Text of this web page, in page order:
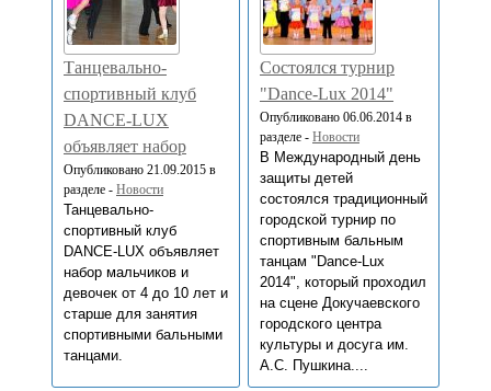
Танцевально-
спортивный клуб
DANCE-LUX
объявляет набор
Опубликовано 21.09.2015 в
разделе - Новости
Танцевально-
спортивный клуб
DANCE-LUX объявляет
набор мальчиков и
девочек от 4 до 10 лет и
старше для занятия
спортивными бальными
танцами.
Состоялся турнир
"Dance-Lux 2014"
Опубликовано 06.06.2014 в
разделе - Новости
В Международный день
защиты детей
состоялся традиционный
городской турнир по
спортивным бальным
танцам "Dance-Lux
2014", который проходил
на сцене Докучаевского
городского центра
культуры и досуга им.
А.С. Пушкина....